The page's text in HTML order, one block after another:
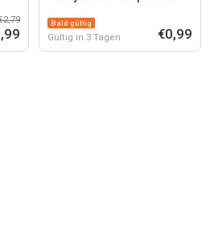
Bald gültig
Gültig in 3 Tagen €0,99